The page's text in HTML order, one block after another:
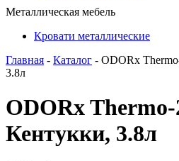
Металлическая мебель
Кровати металлические
Главная - Каталог - ODORx
3.8л
ODORx
Кентукки, 3.8л